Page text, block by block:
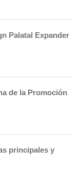
Palatal Expander
de la Promoción
principales y